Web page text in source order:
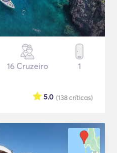
16 Cruzeiro 1
(138críticas)
5.0